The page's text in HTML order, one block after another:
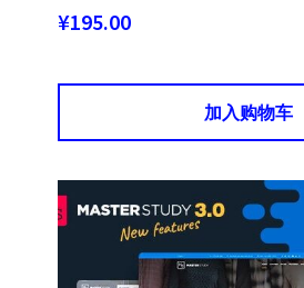
¥195.00
加入购物车